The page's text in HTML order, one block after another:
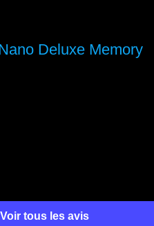
Deluxe Memory
Voir tous les avis